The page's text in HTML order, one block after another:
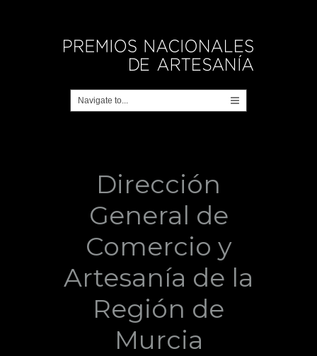
Dirección
General de
Comercio y
Artesanía de la
Región de
Murcia